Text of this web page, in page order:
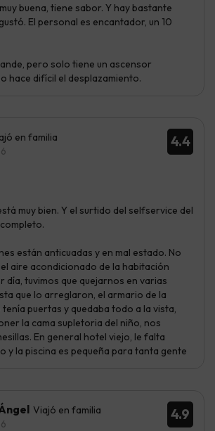
buena, tiene sabor. Y hay bastante
El personal es encantador, un 10
pero solo tiene un ascensor
hace difícil el desplazamiento.
4.4
en familia
muy bien. Y el surtido del selfservice del
están anticuadas y en mal estado. No
aire acondicionado de la habitación
día, tuvimos que quejarnos en varias
que lo arreglaron, el armario de la
puertas y quedaba todo a la vista,
la cama supletoria del niño, nos
En general hotel viejo, le falta
y la piscina es pequeña para tanta gente
4.9
Viajó en familia